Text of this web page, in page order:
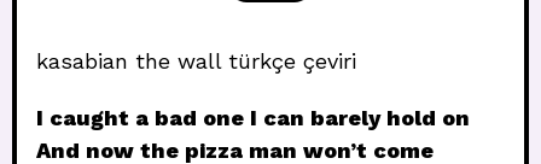
kasabian the wall türkçe çeviri
I caught a bad one I can barely hold on
And now the pizza man won’t come